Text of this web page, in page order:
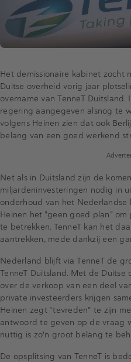
Het demissionaire kabinet zocht
Duitse overheid vorig jaar
overname van TenneT
regering aangegeven alsnog te
volgens Heinen zien dat ook
belang van een goed werkend
Net als in Duitsland zijn de
miljardeninvesteringen nodig in
onderhoud van het Nederlandse
Heinen het "geen goed plan"
te betrekken. TenneT kan het
aantrekken, mede dankzij een
Nederland blijft via TenneT de
TenneT Duitsland. Met de
over de verkoop van een deel
private investeerders krijgen
Heinen zegt "tevreden" te zijn
antwoord te geven op de vraag
nuttig is zo'n groot belang te
De opsplitsing van TenneT is